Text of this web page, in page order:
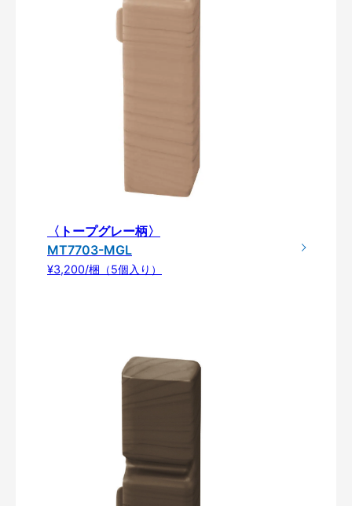
〈トープグレー柄〉
MT7703-MGL
¥3,200/梱（5個入り）